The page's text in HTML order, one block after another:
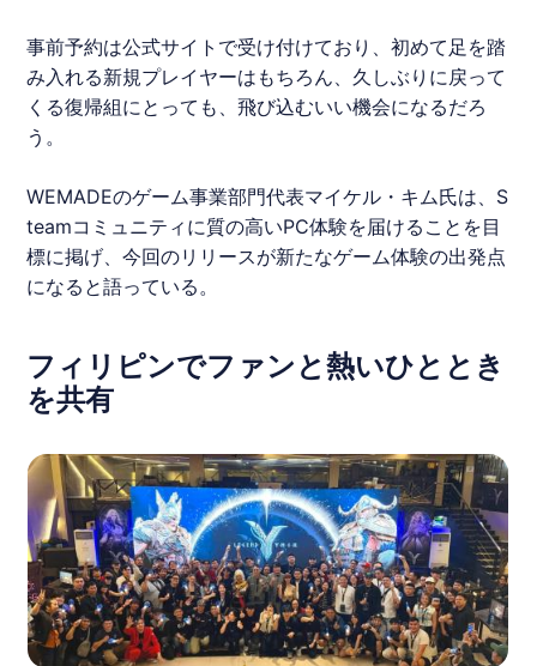
事前予約は公式サイトで受け付けており、初めて足を踏
み入れる新規プレイヤーはもちろん、久しぶりに戻って
くる復帰組にとっても、飛び込むいい機会になるだろ
う。
WEMADEのゲーム事業部門代表マイケル・キム氏は、 S
teamコミュニティに質の高いPC体験を届けることを目
標に掲げ、今回のリリースが新たなゲーム体験の出発点
になると語っている。
フィリピンでファンと熱いひととき
を共有